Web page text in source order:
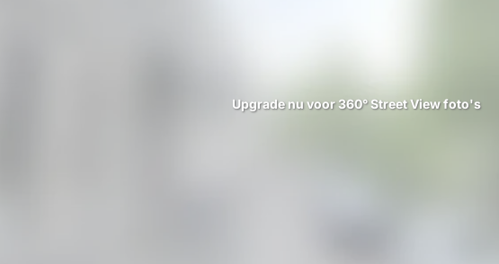
Upgrade nu voor 360° Street View foto's